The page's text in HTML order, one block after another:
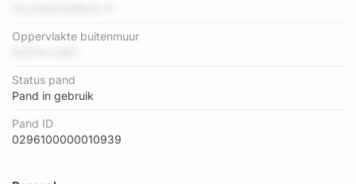
Oppervlakte buitenmuur
Status pand
Pand in gebruik
Pand ID
0296100000010939